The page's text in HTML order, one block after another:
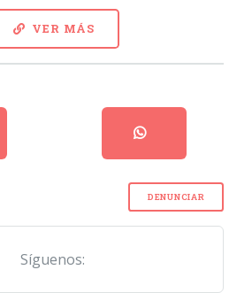
VER MÁS
DENUNCIAR
Síguenos: